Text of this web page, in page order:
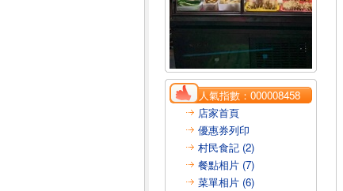
人氣指數：000008458
店家首頁
優惠券列印
村民食記 (2)
餐點相片 (7)
菜單相片 (6)